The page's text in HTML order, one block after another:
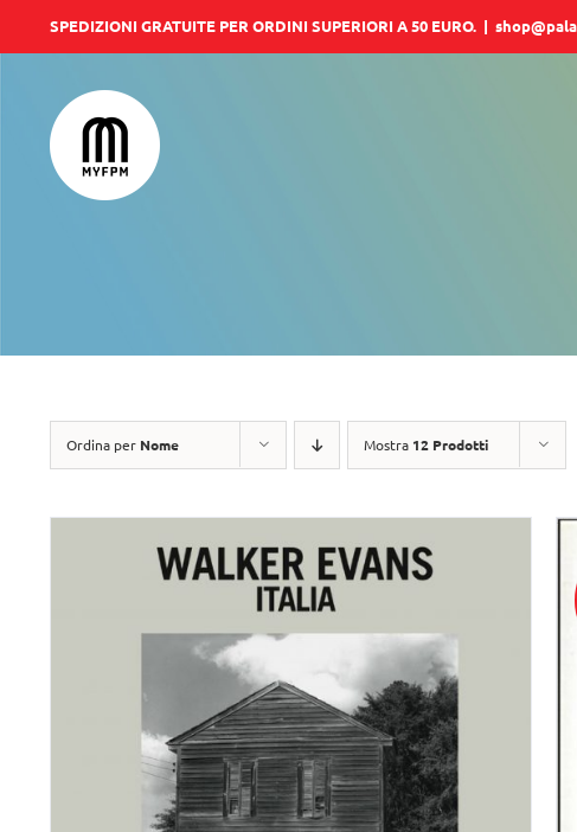
al
contenuto
SPEDIZIONI GRATUITE PER ORDINI SUPERIORI A 50 EURO. |
Ordina per Nome Mostra 12 Prodotti